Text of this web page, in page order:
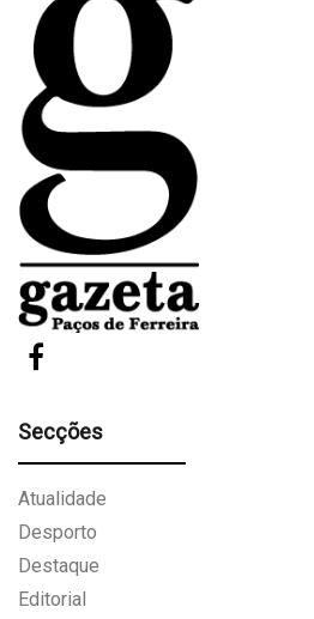
Secções
Atualidade
Desporto
Destaque
Editorial